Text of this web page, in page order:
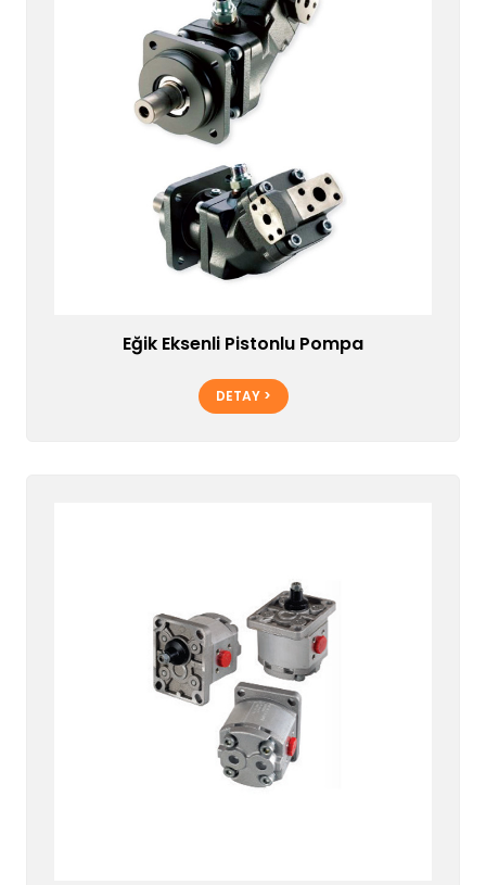
Eğik Eksenli Pistonlu Pompa
DETAY >